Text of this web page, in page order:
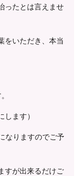
ったとは言えませ
をいただき、本当
します）
なりますのでご予
すが出来るだけご